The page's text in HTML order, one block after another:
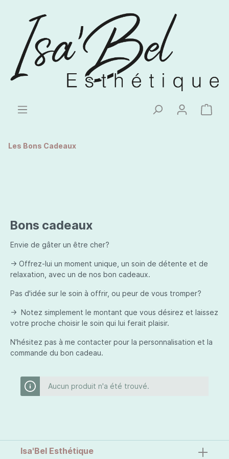
Les Bons Cadeaux
Bons cadeaux
Envie de gâter un être cher?
-> Offrez-lui un moment unique, un soin de détente et de
relaxation, avec un de nos bon cadeaux.
Pas d'idée sur le soin à offrir, ou peur de vous tromper?
-> Notez simplement le montant que vous désirez et laissez
votre proche choisir le soin qui lui ferait plaisir.
N'hésitez pas à me contacter pour la personnalisation et la
commande du bon cadeau.
Aucun produit n'a été trouvé.
Isa'Bel Esthétique